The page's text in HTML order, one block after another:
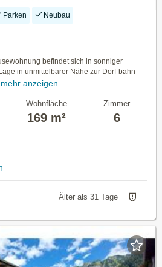
Parken Neubau
befindet sich in sonniger
in unmittelbarer Nähe zur Dorf-bahn
mehr anzeigen
Wohnfläche
169 m²
Zimmer
6
Älter als 31 Tage